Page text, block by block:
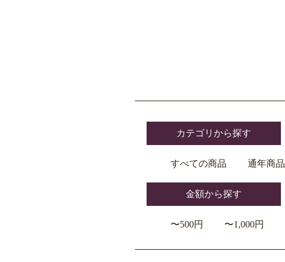
カテゴリから探す
すべての商品 通年商品
金額から探す
〜500円 〜1,000円